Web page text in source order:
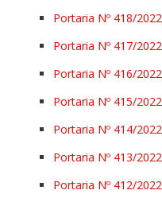
Portaria Nº 418/2022
Portaria Nº 417/2022
Portaria Nº 416/2022
Portaria Nº 415/2022
Portaria Nº 414/2022
Portaria Nº 413/2022
Portaria Nº 412/2022